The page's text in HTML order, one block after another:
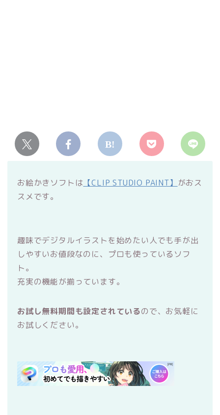
お絵かきソフトは 【CLIP STUDIO PAINT】 がおス
スメです。
趣味でデジタルイラストを始めたい人でも手が出
しやすいお値段なのに、プロも使っているソフ
ト。
充実の機能が揃っています。
お試し無料期間も設定されているので、お気軽に
お試しください。